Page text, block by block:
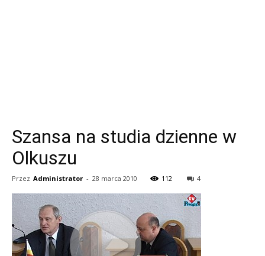
Szansa na studia dzienne w
Olkuszu
Przez Administrator - 28 marca 2010 112 4